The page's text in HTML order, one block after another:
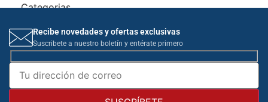
Categorias
Recibe novedades y ofertas exclusivas
Suscribete a nuestro boletín y entérate primero